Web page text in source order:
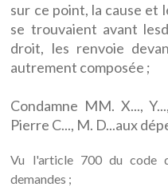
sur ce point, la cause et
se trouvaient avant
droit, les renvoie
autrement composée ;
Condamne MM. X...,
Pierre C..., M. D...aux
Vu l'article 700 du code
demandes ;